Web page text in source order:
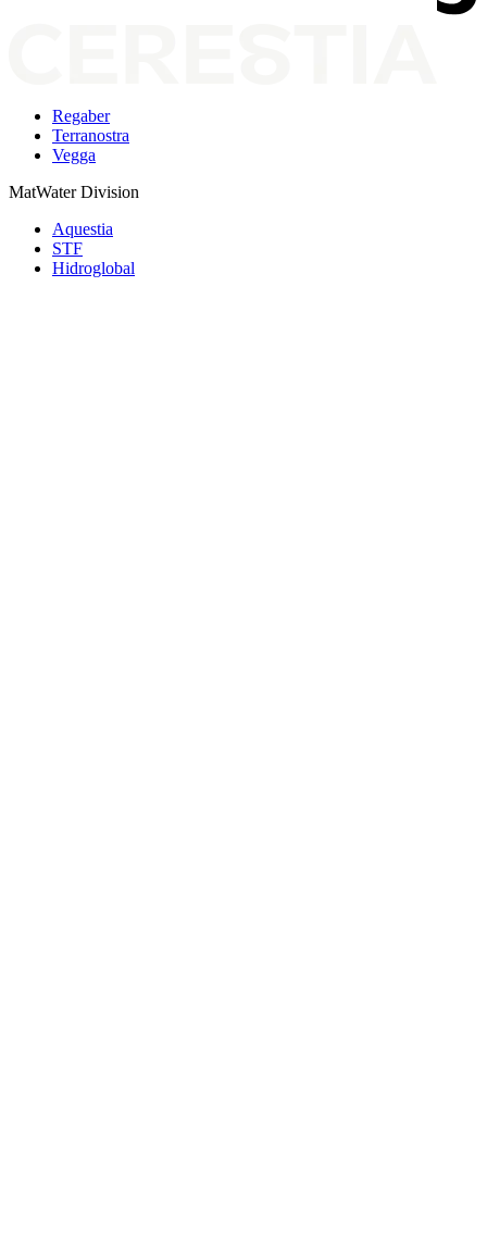
Regaber
Terranostra
Vegga
MatWater Division
Aquestia
STF
Hidroglobal